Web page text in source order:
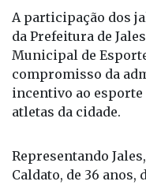
A participação dos
da Prefeitura de
Municipal de
compromisso da
incentivo ao esporte
atletas da cidade.
Representando
Caldato, de 36 anos,